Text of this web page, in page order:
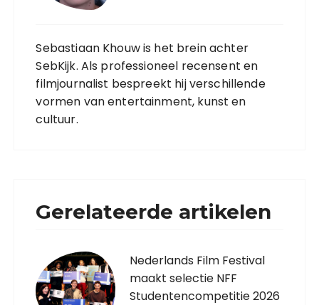
Sebastiaan Khouw is het brein achter
SebKijk. Als professioneel recensent en
filmjournalist bespreekt hij verschillende
vormen van entertainment, kunst en
cultuur.
Gerelateerde artikelen
Nederlands Film Festival
maakt selectie NFF
Studentencompetitie 2026